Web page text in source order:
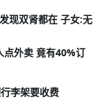
现双肾都在 子女:无
点外卖 竟有40%订
李架要收费